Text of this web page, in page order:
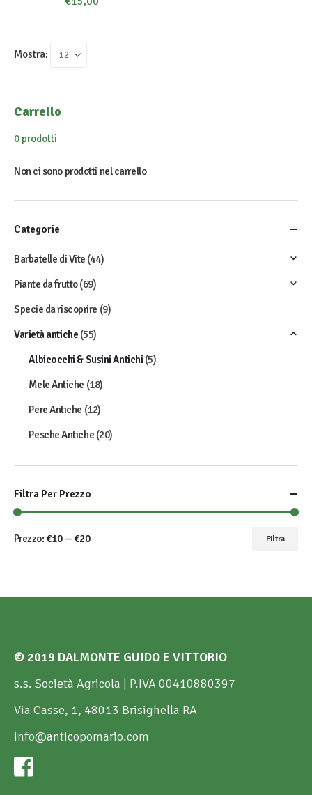
Mostra:
Carrello
0 prodotti
Non ci sono prodotti nel carrello
Categorie
Barbatelle di Vite (44)
Piante da frutto(69)
Specie da riscoprire (9)
Varietà antiche (55)
Albicocchi & Susini Antichi (5)
Mele Antiche (18)
Pere Antiche (12)
Pesche Antiche (20)
Filtra Per Prezzo
Filtra
Prezzo:€10—€20
© 2019 DALMONTE GUIDO E VITTORIO
s.s. Società Agricola | P.IVA 00410880397
Via Casse, 1, 48013 Brisighella RA
info@anticopomario.com